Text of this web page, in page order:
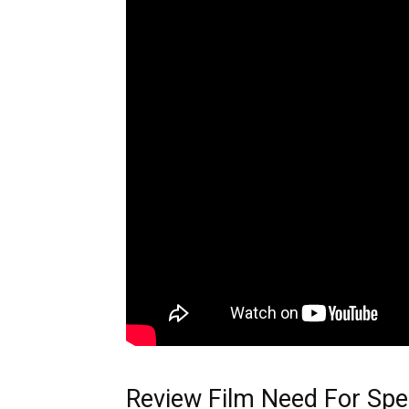
Review Film Need For